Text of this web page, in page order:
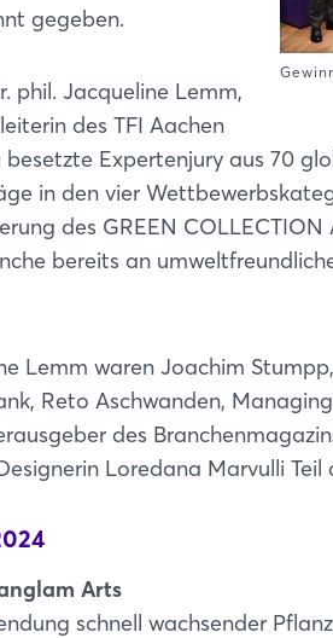
gegeben.
phil. Jacqueline Lemm,
des TFI Aachen
Expertenjury aus 70
in den vier
des GREEN
bereits an
Lemm waren Joachim
Reto Aschwanden,
des
Loredana Marvulli Teil
Arts
schnell wachsender